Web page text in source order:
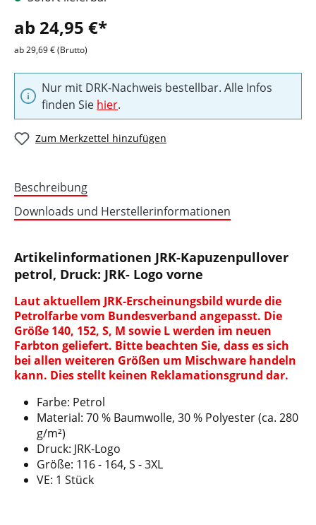
ab 24,95 €*
ab 29,69 € (Brutto)
Nur mit DRK-Nachweis bestellbar. Alle Infos
finden Sie hier.
Zum Merkzettel hinzufügen
Beschreibung
Downloads und Herstellerinformationen
Artikelinformationen JRK-Kapuzenpullover
petrol, Druck: JRK- Logo vorne
Laut aktuellem JRK-Erscheinungsbild wurde die
Petrolfarbe vom Bundesverband angepasst. Die
Größe 140, 152, S, M sowie L werden im neuen
Farbton geliefert. Bitte beachten Sie, dass es sich
bei allen weiteren Größen um Mischware handeln
kann. Dies stellt keinen Reklamationsgrund dar.
Farbe: Petrol
Material: 70 % Baumwolle, 30 % Polyester (ca. 280
g/m²)
Druck: JRK-Logo
Größe: 116 - 164, S - 3XL
VE: 1 Stück